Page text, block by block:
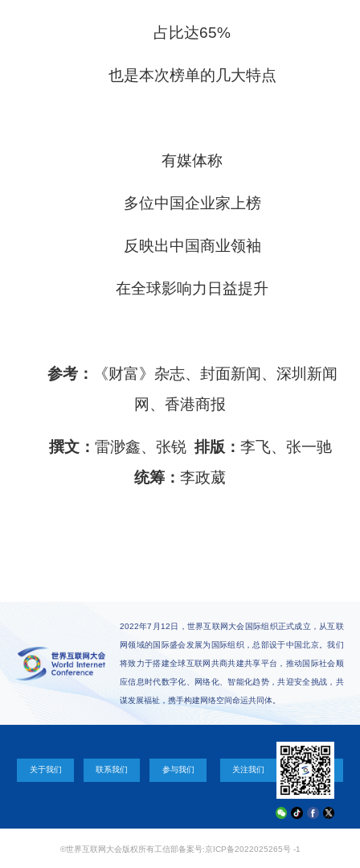
占比达65%
也是本次榜单的几大特点
有媒体称
多位中国企业家上榜
反映出中国商业领袖
在全球影响力日益提升
参考：
《财富》杂志、封面新闻、深圳新闻
网、香港商报
撰文： 雷渺鑫、张锐 排版： 李飞、张一驰
统筹： 李政葳
2022年7月12日，世界互联网大会国际组织正式成立，从互联
网领域的国际盛会发展为国际组织，总部设于中国北京。我们
将致力于搭建全球互联网共商共建共享平台，推动国际社会顺
应信息时代数字化、网络化、智能化趋势，共迎安全挑战，共
谋发展福祉，携手构建网络空间命运共同体。
关于我们 联系我们 参与我们 关注我们
©世界互联网大会版权所有工信部备案号:京ICP备2022025265号 -1